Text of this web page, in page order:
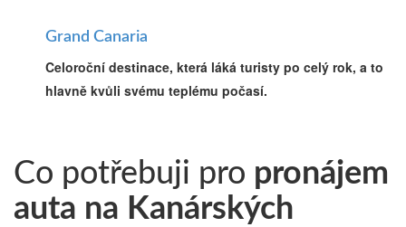
Grand Canaria
Celoroční destinace, která láká turisty po celý rok, a to
hlavně kvůli svému teplému počasí.
Co potřebuji pro pronájem
auta na Kanárských